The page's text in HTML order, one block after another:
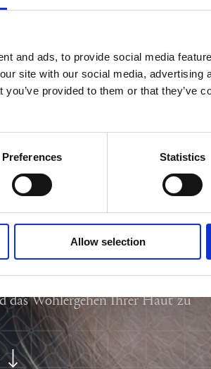
and ads, to provide social media
site with our social media, advertising
provided to them or that they’ve
Preferences Statistics
Allow selection
Menschen auffällt. Ein großer
den Signalen verknüpft, die wir
Menschen die
sind eine großartige
das Wohlergehen Ihrer Haut zu